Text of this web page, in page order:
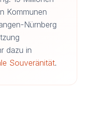
Kommunen
Nürnberg
dazu in
Souveränität.